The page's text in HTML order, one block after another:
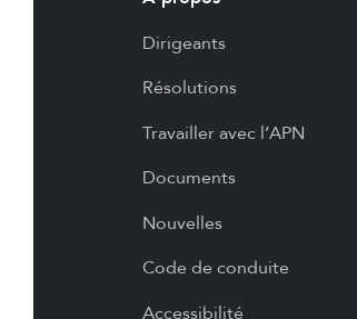
Dirigeants
Résolutions
Travailler avec l’APN
Documents
Nouvelles
Code de conduite
Accessibilité